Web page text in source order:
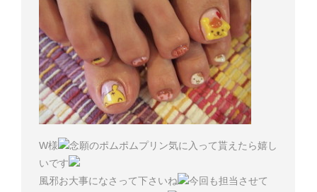
W様
念願のポムポムプリン気に入って貰えたら嬉し
いです
風邪お大事になさって下さいね
今回も担当させて